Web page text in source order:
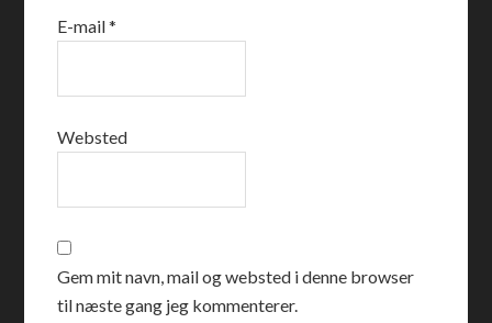
E-mail*
Websted
Gem mit navn, mail og websted i denne browser
til næste gang jeg kommenterer.